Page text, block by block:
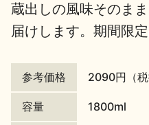
地酒川柳
蔵出しの風味そのま
届けします。期間限定
参考価格 2090円（税
容量 1800ml